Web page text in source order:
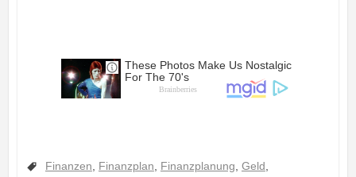
Finanzen Finanzplan Finanzplanung Geld